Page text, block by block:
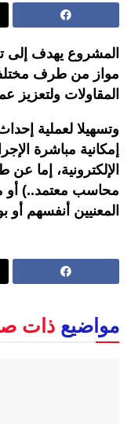
المشروع يهدف إلى
مواز من طرف
المقاولات ولتعزيز
وتسهيلا لعملية
إمكانية مباشرة
الإلكترونية، إما
محاسب معتمد..) أو
المعنيين أنفسهم
مواضيع ذات